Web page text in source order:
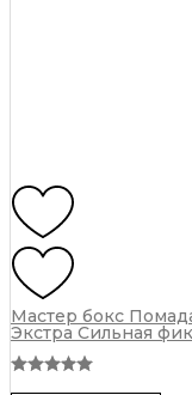
Мастер бокс
Экстра Сильная